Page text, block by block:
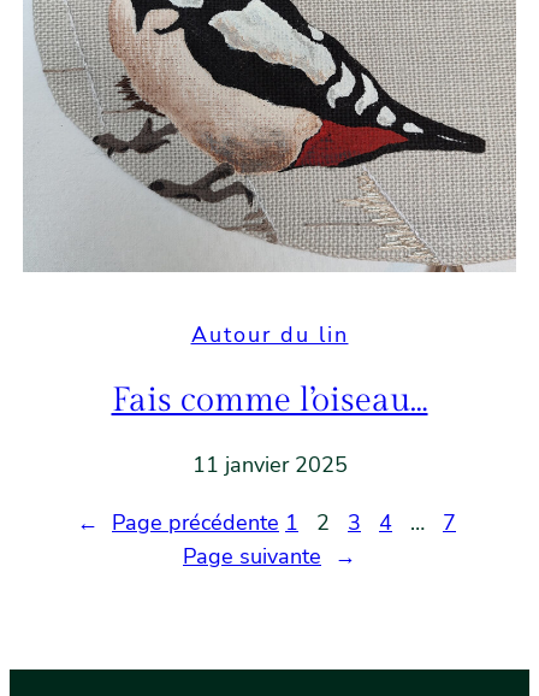
Autour du lin
Fais comme l’oiseau…
11 janvier 2025
←
Page précédente 1 2 3 4 …
7
Page suivante
→